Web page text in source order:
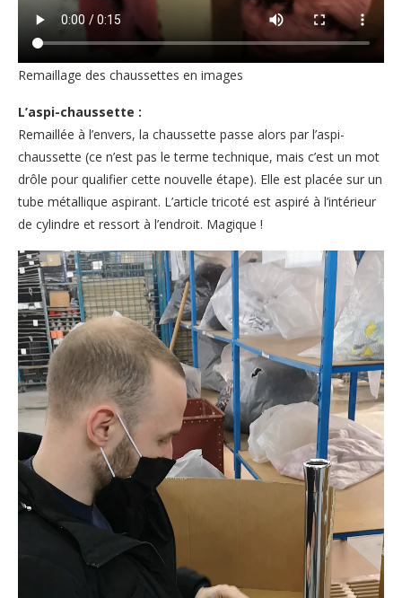
Remaillage des chaussettes en images
L’aspi-chaussette :
Remaillée à l’envers, la chaussette passe alors par l’aspi-
chaussette (ce n’est pas le terme technique, mais c’est un mot
drôle pour qualifier cette nouvelle étape). Elle est placée sur un
tube métallique aspirant. L’article tricoté est aspiré à l’intérieur
de cylindre et ressort à l’endroit. Magique !